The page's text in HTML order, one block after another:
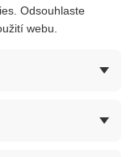
-10%
Odsouhlaste
webu.